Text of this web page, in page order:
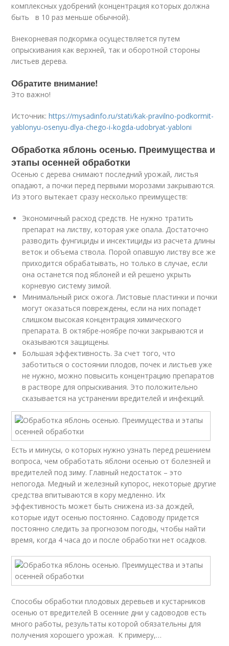
комплексных удобрений (концентрация которых должна
быть в 10 раз меньше обычной).
Внекорневая подкормка осуществляется путем
опрыскивания как верхней, так и оборотной стороны
листьев дерева.
Обратите внимание!
Это важно!
Источник:https://mysadinfo.ru/stati/kak-pravilno-podkormit-
yablonyu-osenyu-dlya-chego-i-kogda-udobryat-yabloni
Обработка яблонь осенью. Преимущества и
этапы осенней обработки
Осенью с дерева снимают последний урожай, листья
опадают, а почки перед первыми морозами закрываются.
Из этого вытекает сразу несколько преимуществ:
Экономичный расход средств. Не нужно тратить
препарат на листву, которая уже опала. Достаточно
разводить фунгициды и инсектициды из расчета длины
веток и объема ствола. Порой опавшую листву все же
приходится обрабатывать, но только в случае, если
она останется под яблоней и ей решено укрыть
корневую систему зимой.
Минимальный риск ожога. Листовые пластинки и почки
могут оказаться повреждены, если на них попадет
слишком высокая концентрация химического
препарата. В октябре-ноябре почки закрываются и
оказываются защищены.
Большая эффективность. За счет того, что
заботиться о состоянии плодов, почек и листьев уже
не нужно, можно повысить концентрацию препаратов
в растворе для опрыскивания. Это положительно
сказывается на устранении вредителей и инфекций.
Есть и минусы, о которых нужно узнать перед решением
вопроса, чем обработать яблони осенью от болезней и
вредителей под зиму. Главный недостаток – это
непогода. Медный и железный купорос, некоторые другие
средства впитываются в кору медленно. Их
эффективность может быть снижена из-за дождей,
которые идут осенью постоянно. Садоводу придется
постоянно следить за прогнозом погоды, чтобы найти
время, когда 4 часа до и после обработки нет осадков.
Способы обработки плодовых деревьев и кустарников
осенью от вредителей В осенние дни у садоводов есть
много работы, результаты которой обязательны для
получения хорошего урожая. К примеру,…